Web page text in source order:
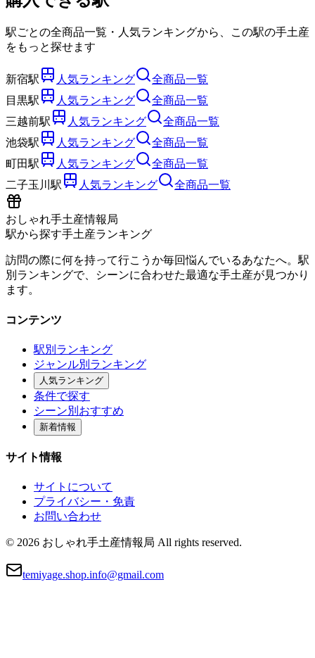
駅ごとの全商品一覧・人気ランキングから、この駅の手土産
をもっと探せます
新宿駅 人気ランキング
全商品一覧
目黒駅
人気ランキング
全商品一覧
三越前駅
人気ランキング
全商品一覧
池袋駅
人気ランキング
全商品一覧
町田駅
人気ランキング
全商品一覧
二子玉川駅
人気ランキング 全商品一覧
おしゃれ手土産情報局
駅から探す手土産ランキング
訪問の際に何を持って行こうか毎回悩んでいるあなたへ。駅
別ランキングで、シーンに合わせた最適な手土産が見つかり
ます。
コンテンツ
駅別ランキング
ジャンル別ランキング
人気ランキング
条件で探す
シーン別おすすめ
新着情報
サイト情報
サイトについて
プライバシー・免責
お問い合わせ
© 2026 おしゃれ手土産情報局 All rights reserved.
temiyage.shop.info@gmail.com